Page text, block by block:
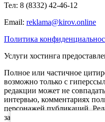
Тел: 8 (8332) 42-46-12
Email: reklama@kirov.online
Политика
Услуги хостинга
Полное или частичное
возможно только с
редакции может не
интервью, комментариях
персонажей публикаций.
за текст комментариев